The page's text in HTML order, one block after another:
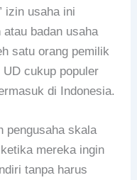
izin usaha ini
badan usaha
satu orang pemilik
cukup populer
di Indonesia.
pengusaha skala
mereka ingin
tanpa harus